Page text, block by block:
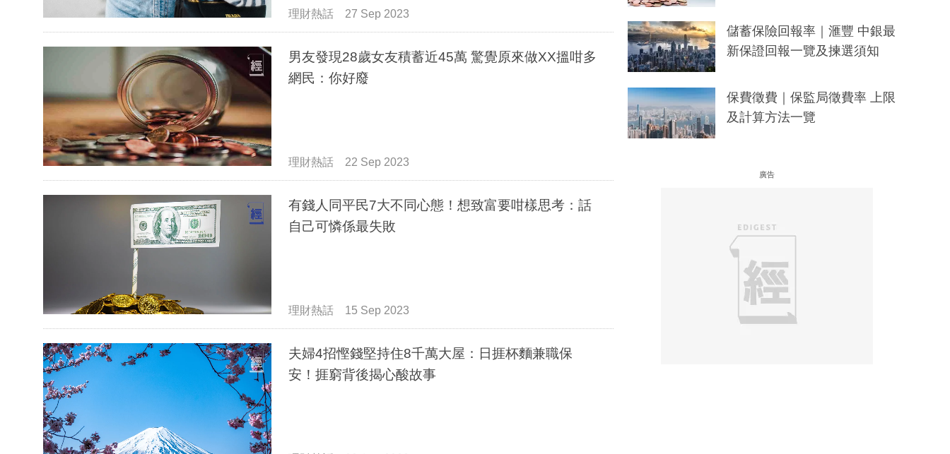
理財熱話 27 Sep 2023
男友發現28歲女友積蓄近45萬 驚覺原來做XX搵咁多
網民：你好廢
理財熱話 22 Sep 2023
有錢人同平民7大不同心態！想致富要咁樣思考：話
自己可憐係最失敗
理財熱話 15 Sep 2023
夫婦4招慳錢堅持住8千萬大屋：日捱杯麵兼職保
安！捱窮背後揭心酸故事
儲蓄保險回報率｜滙豐 中銀最
新保證回報一覽及揀選須知
保費徵費｜保監局徵費率 上限
及計算方法一覽
廣告